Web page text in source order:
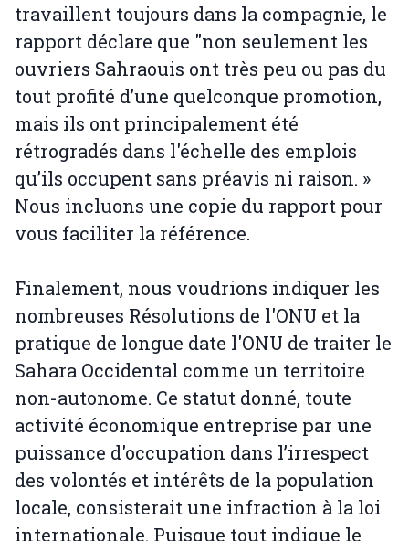
travaillent toujours dans la compagnie, le
rapport déclare que "non seulement les
ouvriers Sahraouis ont très peu ou pas du
tout profité d’une quelconque promotion,
mais ils ont principalement été
rétrogradés dans l'échelle des emplois
qu’ils occupent sans préavis ni raison. »
Nous incluons une copie du rapport pour
vous faciliter la référence.
Finalement, nous voudrions indiquer les
nombreuses Résolutions de l'ONU et la
pratique de longue date l'ONU de traiter le
Sahara Occidental comme un territoire
non-autonome. Ce statut donné, toute
activité économique entreprise par une
puissance d'occupation dans l’irrespect
des volontés et intérêts de la population
locale, consisterait une infraction à la loi
internationale. Puisque tout indique le